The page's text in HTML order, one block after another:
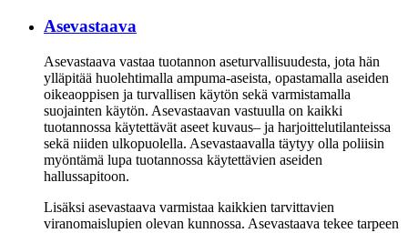
Asevastaava
Asevastaava vastaa tuotannon aseturvallisuudesta, jota hän
ylläpitää huolehtimalla ampuma-aseista, opastamalla aseiden
oikeaoppisen ja turvallisen käytön sekä varmistamalla
suojainten käytön. Asevastaavan vastuulla on kaikki
tuotannossa käytettävät aseet kuvaus– ja harjoittelutilanteissa
sekä niiden ulkopuolella. Asevastaavalla täytyy olla poliisin
myöntämä lupa tuotannossa käytettävien aseiden
hallussapitoon.
Lisäksi asevastaava varmistaa kaikkien tarvittavien
viranomaislupien olevan kunnossa. Asevastaava tekee tarpeen